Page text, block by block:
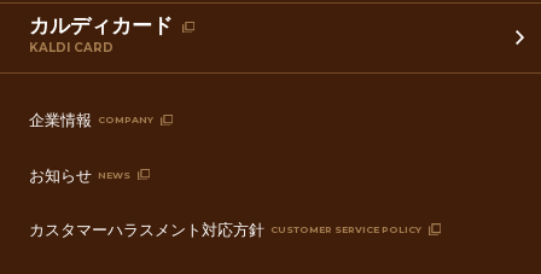
カルディカード
KALDI CARD
企業情報 COMPANY
お知らせ NEWS
カスタマーハラスメント対応方針 CUSTOMER SERVICE POLICY